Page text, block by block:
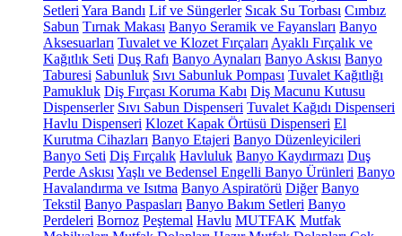
Setleri Yara Bandı Lif ve Süngerler Sıcak Su Torbası Cımbız
Sabun Tırnak Makası Banyo Seramik ve Fayansları Banyo
Aksesuarları Tuvalet ve Klozet Fırçaları Ayaklı Fırçalık ve
Kağıtlık Seti Duş Rafı Banyo Aynaları Banyo Askısı Banyo
Taburesi Sabunluk Sıvı Sabunluk Pompası Tuvalet Kağıtlığı
Pamukluk Diş Fırçası Koruma Kabı Diş Macunu Kutusu
Dispenserler Sıvı Sabun Dispenseri Tuvalet Kağıdı Dispenseri
Havlu Dispenseri Klozet Kapak Örtüsü Dispenseri El
Kurutma Cihazları Banyo Etajeri Banyo Düzenleyicileri
Banyo Seti Diş Fırçalık Havluluk Banyo Kaydırmazı Duş
Perde Askısı Yaşlı ve Bedensel Engelli Banyo Ürünleri Banyo
Havalandırma ve Isıtma Banyo Aspiratörü Diğer Banyo
Tekstil Banyo Paspasları Banyo Bakım Setleri Banyo
Perdeleri Bornoz Peştemal Havlu MUTFAK Mutfak